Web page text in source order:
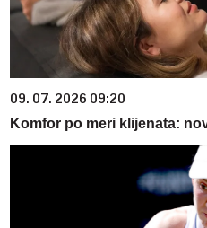
09. 07. 2026 09:20
Komfor po meri klijenata: